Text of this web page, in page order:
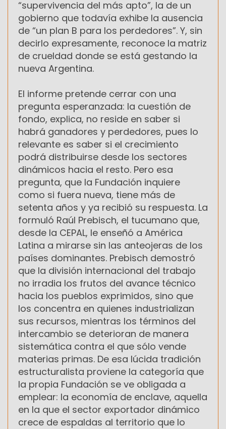
“supervivencia del más apto”, la de un
gobierno que todavía exhibe la ausencia
de “un plan B para los perdedores”. Y, sin
decirlo expresamente, reconoce la matriz
de crueldad donde se está gestando la
nueva Argentina.
El informe pretende cerrar con una
pregunta esperanzada: la cuestión de
fondo, explica, no reside en saber si
habrá ganadores y perdedores, pues lo
relevante es saber si el crecimiento
podrá distribuirse desde los sectores
dinámicos hacia el resto. Pero esa
pregunta, que la Fundación inquiere
como si fuera nueva, tiene más de
setenta años y ya recibió su respuesta. La
formuló Raúl Prebisch, el tucumano que,
desde la CEPAL, le enseñó a América
Latina a mirarse sin las anteojeras de los
países dominantes. Prebisch demostró
que la división internacional del trabajo
no irradia los frutos del avance técnico
hacia los pueblos exprimidos, sino que
los concentra en quienes industrializan
sus recursos, mientras los términos del
intercambio se deterioran de manera
sistemática contra el que sólo vende
materias primas. De esa lúcida tradición
estructuralista proviene la categoría que
la propia Fundación se ve obligada a
emplear: la economía de enclave, aquella
en la que el sector exportador dinámico
crece de espaldas al territorio que lo